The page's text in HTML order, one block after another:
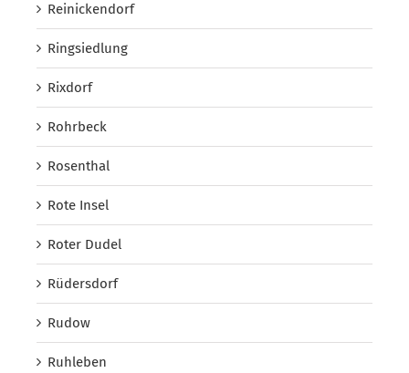
Reinickendorf
Ringsiedlung
Rixdorf
Rohrbeck
Rosenthal
Rote Insel
Roter Dudel
Rüdersdorf
Rudow
Ruhleben